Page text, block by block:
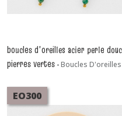
boucles d'oreilles acier perle
pierres vertes -Boucles D'oreilles
EO300